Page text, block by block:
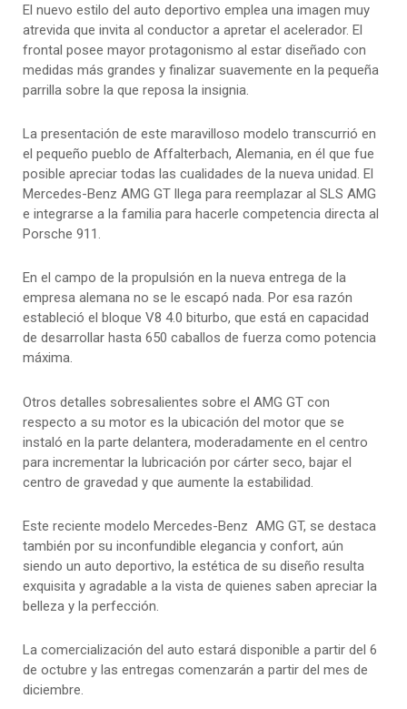
El nuevo estilo del auto deportivo emplea una imagen muy
atrevida que invita al conductor a apretar el acelerador. El
frontal posee mayor protagonismo al estar diseñado con
medidas más grandes y finalizar suavemente en la pequeña
parrilla sobre la que reposa la insignia.
La presentación de este maravilloso modelo transcurrió en
el pequeño pueblo de Affalterbach, Alemania, en él que fue
posible apreciar todas las cualidades de la nueva unidad. El
Mercedes-Benz AMG GT llega para reemplazar al SLS AMG
e integrarse a la familia para hacerle competencia directa al
Porsche 911.
En el campo de la propulsión en la nueva entrega de la
empresa alemana no se le escapó nada. Por esa razón
estableció el bloque V8 4.0 biturbo, que está en capacidad
de desarrollar hasta 650 caballos de fuerza como potencia
máxima.
Otros detalles sobresalientes sobre el AMG GT con
respecto a su motor es la ubicación del motor que se
instaló en la parte delantera, moderadamente en el centro
para incrementar la lubricación por cárter seco, bajar el
centro de gravedad y que aumente la estabilidad.
Este reciente modelo Mercedes-Benz AMG GT, se destaca
también por su inconfundible elegancia y confort, aún
siendo un auto deportivo, la estética de su diseño resulta
exquisita y agradable a la vista de quienes saben apreciar la
belleza y la perfección.
La comercialización del auto estará disponible a partir del 6
de octubre y las entregas comenzarán a partir del mes de
diciembre.